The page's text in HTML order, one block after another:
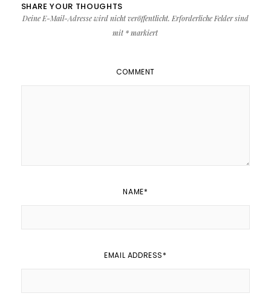
SHARE YOUR THOUGHTS
Deine E-Mail-Adresse wird nicht veröffentlicht. Erforderliche Felder sind
mit *markiert
COMMENT
NAME*
EMAIL ADDRESS*